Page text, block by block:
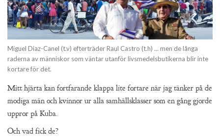
Miguel Diaz-Canel (t.v) efterträder Raul Castro (t.h) ... men de långa
raderna av människor som väntar utanför livsmedelsbutikerna blir inte
kortare för det.
Mitt hjärta kan fortfarande klappa lite fortare när jag tänker på de
modiga män och kvinnor ur alla samhällsklasser som en gång gjorde
uppror på Kuba.
Och vad fick de?